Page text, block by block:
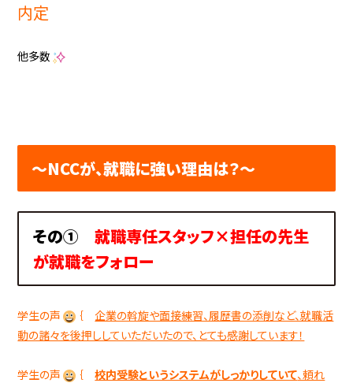
内定
他多数
～NCCが、就職に強い理由は？～
その①
就職専任スタッフ×担任の先生
が就職をフォロー
学生の声 ｛企業の斡旋や面接練習、履歴書の添削など、就職活
動の諸々を後押ししていただいたので、とても感謝しています！
学生の声 ｛校内受験というシステムがしっかりしていて、頼れ